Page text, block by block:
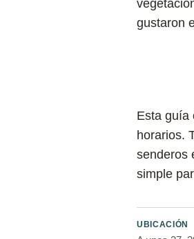
gustaron
Esta guía
horarios.
senderos
simple
UBICACIÓN